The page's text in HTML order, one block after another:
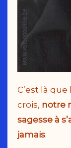
C’est là
crois, notre
sagesse à
jamais.